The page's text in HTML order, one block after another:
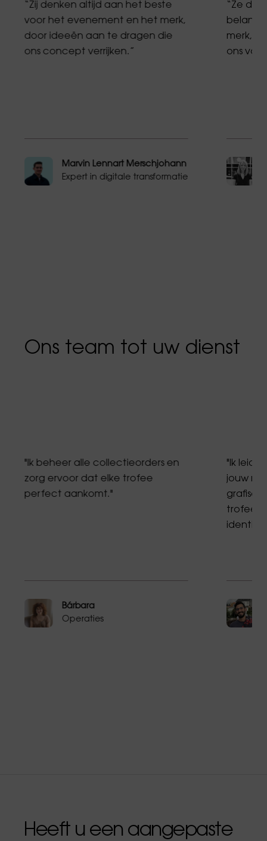
“Zij denken altijd aan het beste
voor het evenement en het merk,
door ideeën aan te dragen die
ons concept verrijken.”
Marvin Lennart Merschjohann
Expert in digitale transformatie
“Ze
belang
merk,
ons
Ons team tot uw dienst
"Ik beheer alle collectieorders en
zorg ervoor dat elke trofee
perfect aankomt."
Bárbara
Operaties
"Ik leid
jouw
Heeft u een aangepaste